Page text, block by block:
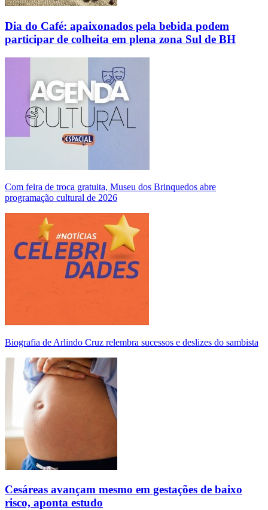
Dia do Café: apaixonados pela bebida podem
participar de colheita em plena zona Sul de BH
Com feira de troca gratuita, Museu dos Brinquedos abre
programação cultural de 2026
Biografia de Arlindo Cruz relembra sucessos e deslizes do sambista
Cesáreas avançam mesmo em gestações de baixo
risco, aponta estudo